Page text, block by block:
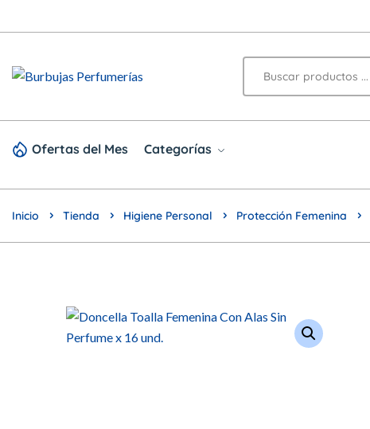
Ofertas del Mes Categorías
Inicio Tienda Higiene Personal Protección Femenina